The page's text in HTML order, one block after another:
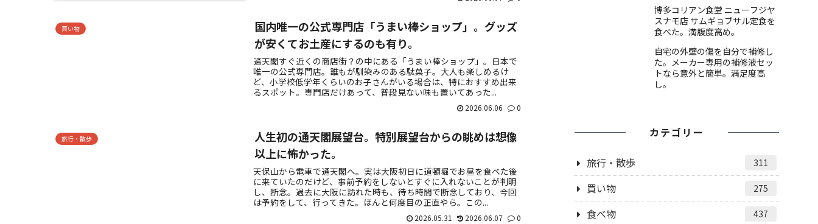
買い物
国内唯一の公式専門店「うまい棒ショップ」。グッズ
が安くてお土産にするのも有り。
通天閣すぐ近くの商店街？の中にある「うまい棒ショップ」。日本で
唯一の公式専門店。誰もが馴染みのある駄菓子。大人も楽しめるけ
ど、小学校低学年くらいのお子さんがいる場合は、特におすすめ出来
るスポット。専門店だけあって、普段見ない味も置いてあった...
2026.06.06 0
旅行・散歩
人生初の通天閣展望台。特別展望台からの眺めは想像
以上に怖かった。
天保山から電車で通天閣へ。実は大阪初日に道頓堀でお昼を食べた後
に来ていたのだけど、事前予約をしないとすぐに入れないことが判明
し、断念。過去に大阪に訪れた時も、待ち時間で断念しており、今回
は予約をして、行ってきた。ほんと何度目の正直やら。この...
2026.05.31 2026.06.07 0
博多コリアン食堂 ニューフジヤ
スナモ店 サムギョブサル定食を
食べた。満腹度高め。
自宅の外壁の傷を自分で補修し
た。メーカー専用の補修液セッ
トなら意外と簡単。満足度高
し。
カテゴリー
旅行・散歩 311
買い物 275
食べ物 437